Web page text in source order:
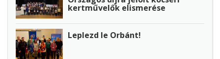
kertművelők elismerése
Leplezd le Orbánt!